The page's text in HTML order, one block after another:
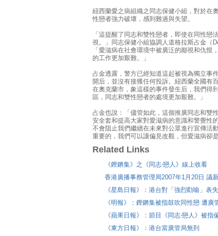
紐西蘭愛之病組織之同志保健小組，對於在
性戀者強力破壞，感到難過與失望。
「這提醒了同志和雙性戀者，即使在同性戀
視。」同志保健小組協調人道格拉斯占金（
「愛滋病在社會環境中被廣泛的鄙視和仇恨
的工作更加艱難。」
占金透露，警方已經知道這起被視為獨立事
開后，並沒有接獲任何投訴。紐西蘭全國有
在奧克蘭市，象這樣的事件發生后，我們得
區，同志和雙性戀者的處境更加艱難。」
占金也說：「儘管如此，這個推廣同志和雙
安全套和提高大家對愛滋病的意識和警覺性
不會阻止我們繼續在未來對公眾進行宣傳活
重要的，我們可以讓偏見改觀，但愛滋病卻
Related Links
《鏗鏘集》之《同志‧戀人》線上收看
香港廣播事務管理局2007年1月20日 議
《星島日報》：港台對「強烈勸喻」表
《明報》：鏗鏘集被指鼓吹同性戀 遭
《蘋果日報》：節目《同志‧戀人》被
《東方日報》：港台當廣管局無到